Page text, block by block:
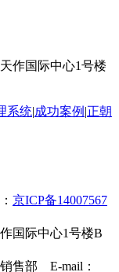
作国际中心1号楼
系统|成功案例 |正朝
京ICP备14007567
国际中心1号楼B
销售部 E-mail：